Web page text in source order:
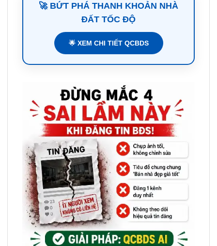
🚀 BỨT PHÁ THANH KHOẢN NHÀ
ĐẤT TỐC ĐỘ
🌟 XEM CHI TIẾT QCBDS